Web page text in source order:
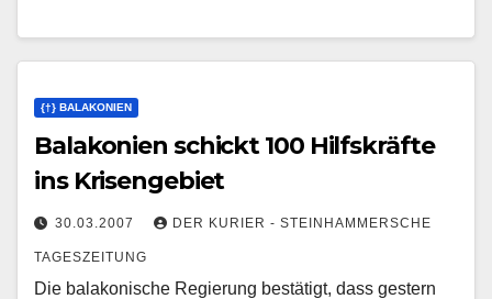
{†} BALAKONIEN
Balakonien schickt 100 Hilfskräfte
ins Krisengebiet
30.03.2007 DER KURIER - STEINHAMMERSCHE
TAGESZEITUNG
Die balakonische Regierung bestätigt, dass gestern